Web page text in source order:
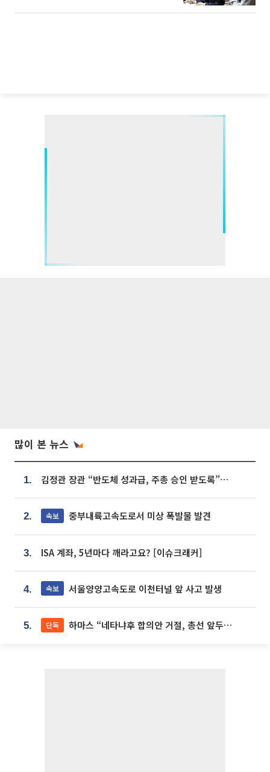
많이 본 뉴스
1. 김정관 장관 “반도체 성과급, 주총 승인 받도록”…상법·자본시장법 개정 시사
2. 속보 중부내륙고속도로서 미상 폭발물 발견
3. ISA 계좌, 5년마다 깨라고요? [이슈크래커]
4. 속보 서울양양고속도로 이천터널 앞 사고 발생
5. 단독 하마스 “네타냐후 합의안 거절, 총선 앞두고 시간 끌기”